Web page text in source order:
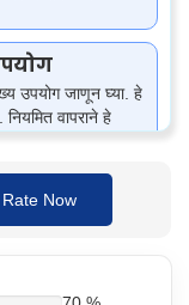
उपयोग जाणून घ्या. हे
वापराने हे
दिसण्यास मदत
मदत करते.
कमी करते.
टवटवी आणि
Rate Now